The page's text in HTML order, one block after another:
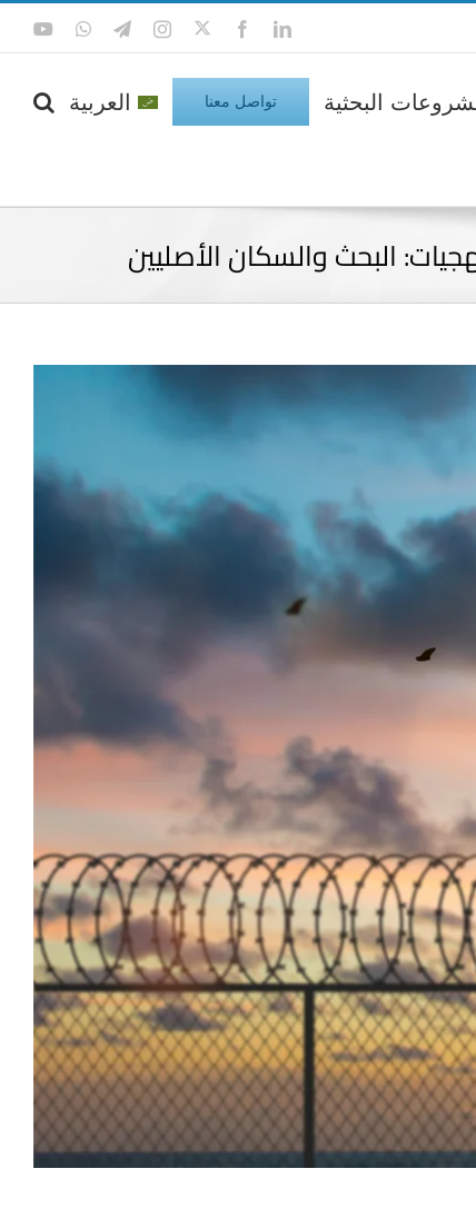
LinkedIn
Facebook
Twitter
Instagram
Telegram
WhatsApp
البحثية تواصل معنا العربية
البحث والسكان الأصليين